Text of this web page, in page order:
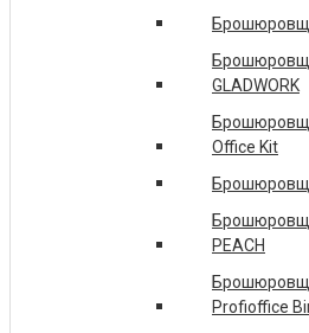
ПЕРЕПЛЕТЧИК REXEL WB656
4400435 УНИВЕРСАЛЬНЫЙ
GLADWORK
Office Kit
PEACH
Profioffice